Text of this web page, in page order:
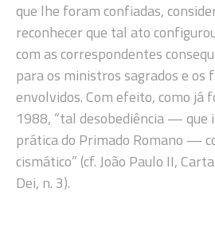
que lhe foram confiadas,
reconhecer que tal ato
com as correspondentes
para os ministros sagrados e os
envolvidos. Com efeito, como já
1988, “tal desobediência — que
prática do Primado Romano —
cismático” (cf. João Paulo II,
Dei, n. 3).